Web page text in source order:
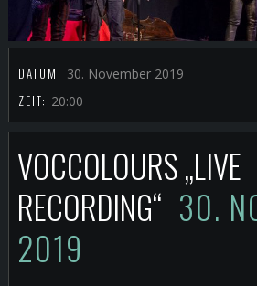
DATUM: 30. November 2019
ZEIT: 20:00
VOCCOLOURS „LIVE
RECORDING“ 30.
2019